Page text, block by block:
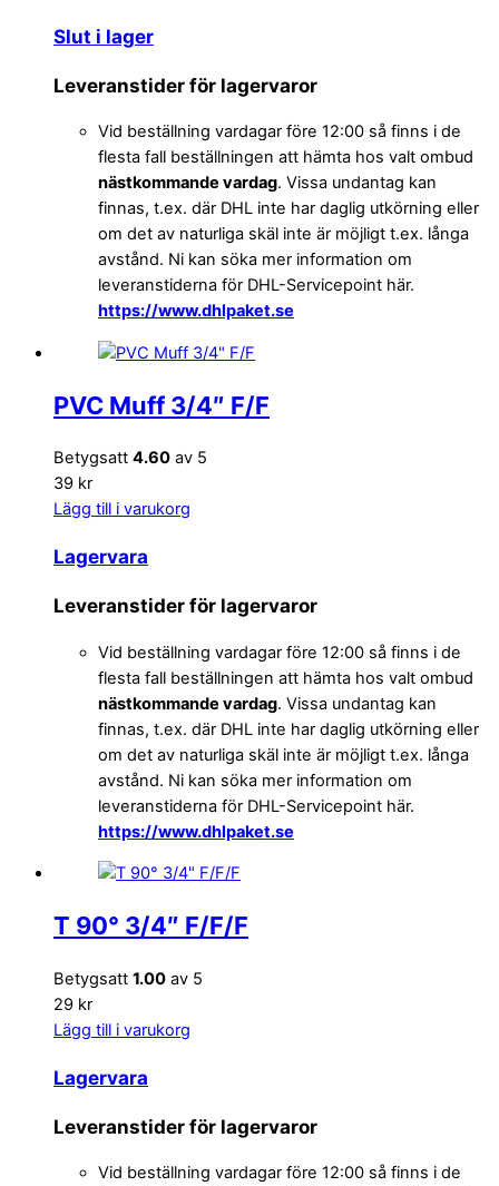
Slut i lager
Leveranstider för lagervaror
Vid beställning vardagar före 12:00 så finns i de
flesta fall beställningen att hämta hos valt ombud
nästkommande vardag. Vissa undantag kan
finnas, t.ex. där DHL inte har daglig utkörning eller
om det av naturliga skäl inte är möjligt t.ex. långa
avstånd. Ni kan söka mer information om
leveranstiderna för DHL-Servicepoint här.
https://www.dhlpaket.se
PVC Muff 3/4″ F/F
Betygsatt 4.60 av 5
39 kr
Lägg till i varukorg
Lagervara
Leveranstider för lagervaror
Vid beställning vardagar före 12:00 så finns i de
flesta fall beställningen att hämta hos valt ombud
nästkommande vardag. Vissa undantag kan
finnas, t.ex. där DHL inte har daglig utkörning eller
om det av naturliga skäl inte är möjligt t.ex. långa
avstånd. Ni kan söka mer information om
leveranstiderna för DHL-Servicepoint här.
https://www.dhlpaket.se
T 90° 3/4″ F/F/F
Betygsatt 1.00 av 5
29 kr
Lägg till i varukorg
Lagervara
Leveranstider för lagervaror
Vid beställning vardagar före 12:00 så finns i de